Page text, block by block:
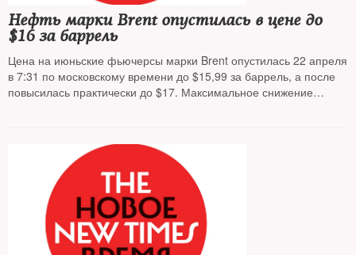
Нефть марки Brent опустилась в цене до
$16 за баррель
Цена на июньские фьючерсы марки Brent опустилась 22 апреля
в 7:31 по московскому времени до $15,99 за баррель, а после
повысилась практически до $17. Максимальное снижение